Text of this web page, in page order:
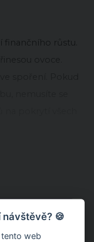
finančního růstu.
🍪
web